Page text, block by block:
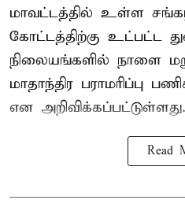
மாவட்டத்தில் உள்ள
கோட்டத்திற்கு உட்பட்ட
நிலையங்களில் நாளை
மாதாந்திர பராமரிப்பு
என அறிவிக்கப்பட்டுள்ளது.
Read